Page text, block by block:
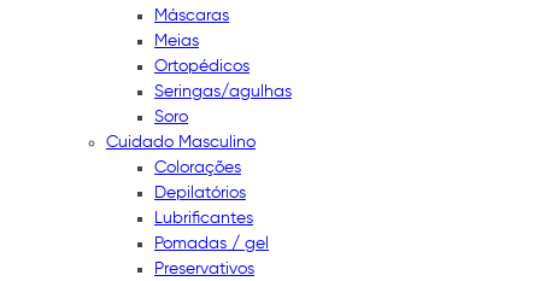
Máscaras
Meias
Ortopédicos
Seringas/agulhas
Soro
Cuidado Masculino
Colorações
Depilatórios
Lubrificantes
Pomadas / gel
Preservativos